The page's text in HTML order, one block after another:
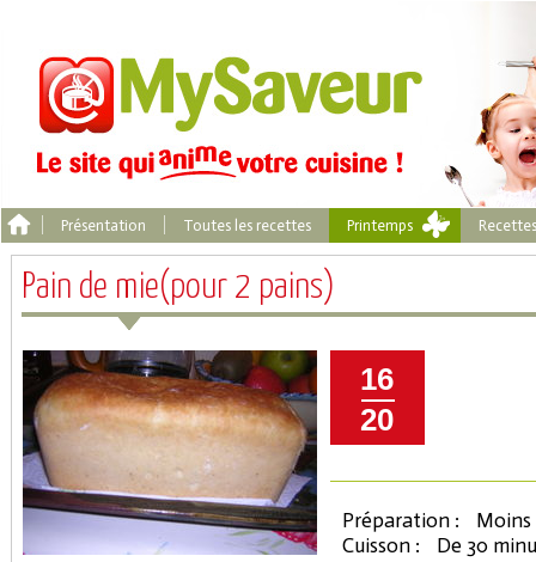
Présentation Toutes les recettes Printemps
Pain de mie(pour 2 pains)
16
20
Préparation :
Moins
Cuisson :
De 30